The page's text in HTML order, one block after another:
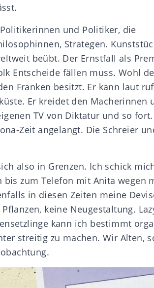
und Politiker, die
Strategen.
beübt. Der Ernstfall als
Entscheide fällen muss. Wohl
Franken besitzt. Er kann laut
Er kreidet den Macherinnen
TV von Diktatur und so
Zeit angelangt. Die Schreier
also in Grenzen. Ich schick
bis zum Telefon mit Anita wegen
in diesen Zeiten meine
keine Neugestaltung.
kann ich bestimmt
streitig zu machen. Wir Alten,